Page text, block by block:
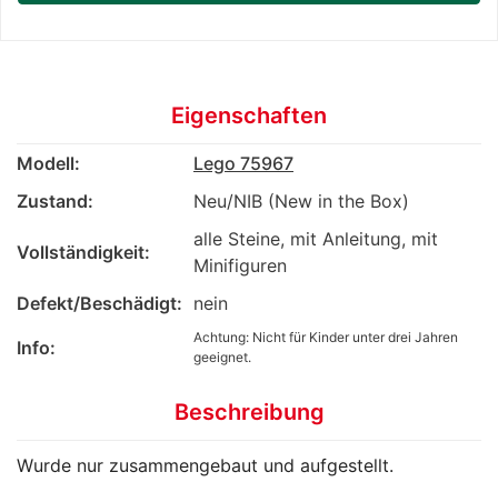
Eigenschaften
Modell:
Lego 75967
Zustand:
Neu/NIB (New in the Box)
Vollständigkeit:
alle Steine, mit Anleitung, mit
Minifiguren
Defekt/Beschädigt: nein
Info:
Achtung: Nicht für Kinder unter drei Jahren
geeignet.
Beschreibung
Wurde nur zusammengebaut und aufgestellt.